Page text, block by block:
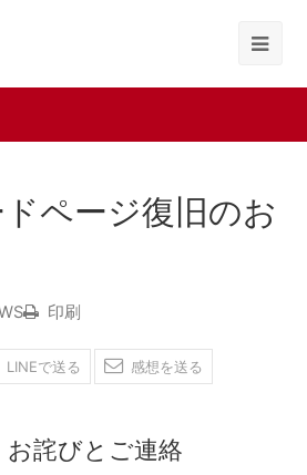
ページ復旧のお
印刷
LINEで送る 感想を送る
詫びとご連絡